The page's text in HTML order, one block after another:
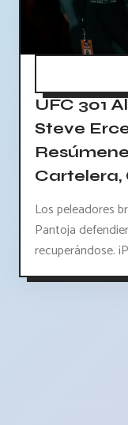
UFC 301
Steve
Cartelera,
Los peleadores
Pantoja
recuperándose.